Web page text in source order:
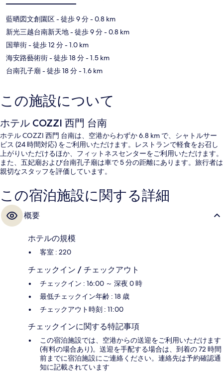
藍晒図文創園区- 徒歩 9 分- 0.8 km
新光三越台南新天地- 徒歩 9 分- 0.8 km
国華街- 徒歩 12 分- 1.0 km
海安路藝術街- 徒歩 18 分- 1.5 km
台南孔子廟 - 徒歩 18 分- 1.6 km
この施設について
ホテル COZZI 西門 台南
ホテル COZZI 西門 台南は、空港からわずか 6.8 km で、シャトルサー
ビス (24 時間対応) をご利用いただけます。レストランで軽食をお召し
上がりいただけるほか、フィットネスセンターをご利用いただけます。
また、五妃廟および台南孔子廟は車で 5 分の距離にあります。旅行者は
親切なスタッフを評価しています。
この宿泊施設に関する詳細
概要
ホテルの規模
客室 : 220
チェックイン / チェックアウト
チェックイン : 16:00 ～ 深夜 0 時
最低チェックイン年齢 : 18 歳
チェックアウト時刻 : 11:00
チェックインに関する特記事項
この宿泊施設では、空港からの送迎をご利用いただけます
(有料の場合あり)。送迎を手配する場合は、到着の 72 時間
前までに宿泊施設にご連絡ください。連絡先は予約確認通
知に記載されています